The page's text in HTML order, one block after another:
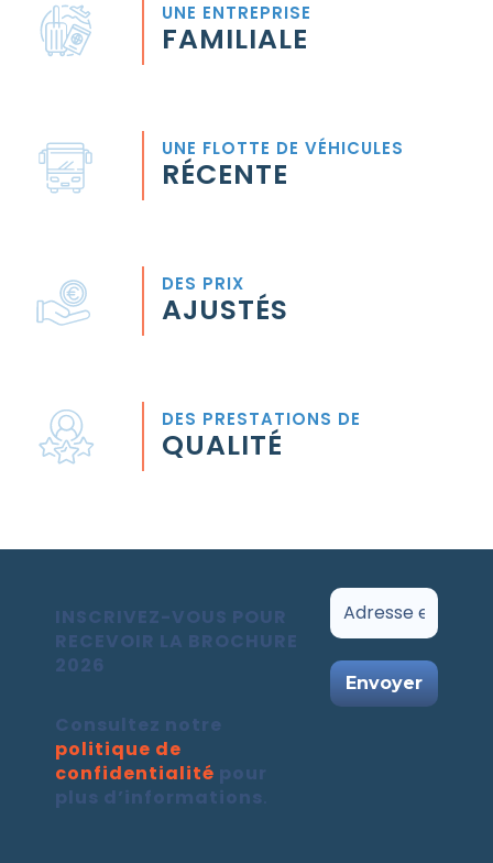
UNE ENTREPRISE
FAMILIALE
UNE FLOTTE DE VÉHICULES
RÉCENTE
DES PRIX
AJUSTÉS
DES PRESTATIONS DE
QUALITÉ
INSCRIVEZ-VOUS POUR
RECEVOIR LA BROCHURE
2026
Consultez notre
politique de
confidentialité pour
plus d’informations